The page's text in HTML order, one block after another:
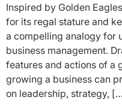
Inspired by Golden
for its regal stature and
a compelling analogy for
business management.
features and actions of a
growing a business can
on leadership, strategy,